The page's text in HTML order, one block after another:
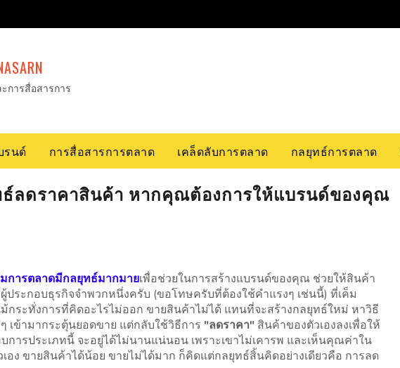
การสื่อสารการ
รนด์ การสื่อสารการตลาด เคล็ดลับการตลาด กลยุทธ์การตลาด
ลดราคาสินค้า หากคุณต้องการให้แบรนด์ของคุณ
การตลาดมีกลยุทธ์มากมายเพื่อช่วยในการสร้างแบรนด์ของคุณ ช่วยให้สินค้า
ระกอบธุรกิจจำพวกหนึ่งครับ (ขอโทษครับที่ต้องใช้คำแรงๆ เช่นนี้) ที่เค็ม
กระทั่งการที่คิดอะไรไม่ออก ขายสินค้าไม่ได้ แทนที่จะสร้างกลยุทธ์ใหม่ หาวิธี
เข้ามากระตุ้นยอดขาย แต่กลับใช้วิธีการ "ลดราคา"สินค้าของตัวเองลงเพื่อให้
การประเภทนี้ จะอยู่ได้ไม่นานแน่นอน เพราะเขาไม่เคารพ และเห็นคุณค่าใน
อง ขายสินค้าได้น้อย ขายไม่ได้มาก ก็คิดแต่กลยุทธ์สิ้นคิดอย่างเดียวคือ การลด